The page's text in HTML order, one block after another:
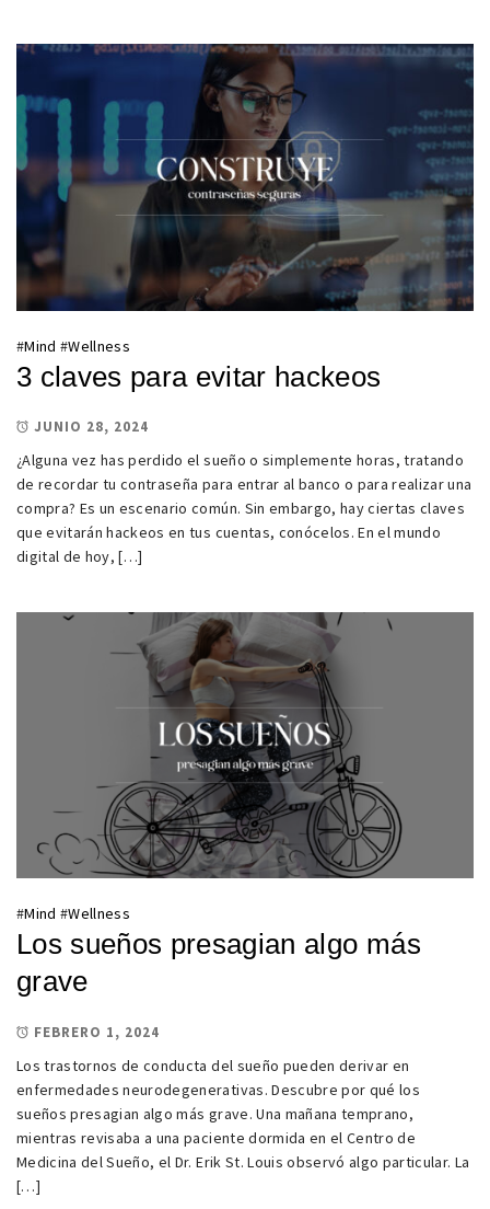
#Mind #Wellness
3 claves para evitar hackeos
JUNIO 28, 2024
¿Alguna vez has perdido el sueño o simplemente horas, tratando
de recordar tu contraseña para entrar al banco o para realizar una
compra? Es un escenario común. Sin embargo, hay ciertas claves
que evitarán hackeos en tus cuentas, conócelos. En el mundo
digital de hoy, […]
#Mind #Wellness
Los sueños presagian algo más
grave
FEBRERO 1, 2024
Los trastornos de conducta del sueño pueden derivar en
enfermedades neurodegenerativas. Descubre por qué los
sueños presagian algo más grave. Una mañana temprano,
mientras revisaba a una paciente dormida en el Centro de
Medicina del Sueño, el Dr. Erik St. Louis observó algo particular. La
[…]